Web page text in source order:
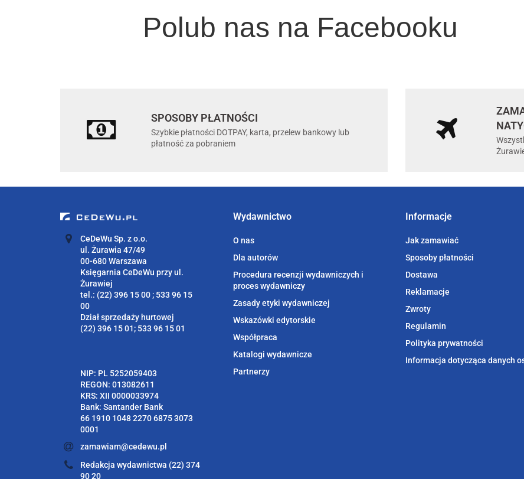
Polub nas na Facebooku
SPOSOBY PŁATNOŚCI
Szybkie płatności DOTPAY, karta, przelew bankowy lub
płatność za pobraniem
CeDeWu Sp. z o.o.
ul. Żurawia 47/49
00-680 Warszawa
Księgarnia CeDeWu przy ul.
Żurawiej
tel.: (22) 396 15 00 ; 533 96 15
00
Dział sprzedaży hurtowej
(22) 396 15 01; 533 96 15 01
NIP: PL 5252059403
REGON: 013082611
KRS: XII 0000033974
Bank: Santander Bank
66 1910 1048 2270 6875 3073
0001
zamawiam@cedewu.pl
Redakcja wydawnictwa (22) 374
90 20
Wydawnictwo
O nas
Dla autorów
Procedura recenzji wydawniczych i
proces wydawniczy
Zasady etyki wydawniczej
Wskazówki edytorskie
Współpraca
Katalogi wydawnicze
Partnerzy
Informacje
Jak zamawiać
Sposoby płatności
Dostawa
Reklamacje
Zwroty
Regulamin
Polityka prywatności
Informacja dotycząca danych